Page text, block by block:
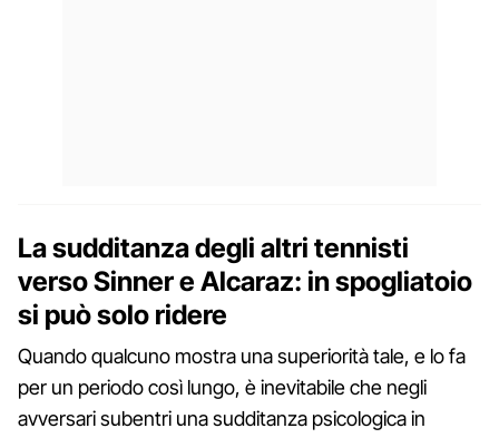
La sudditanza degli altri tennisti
verso Sinner e Alcaraz: in spogliatoio
si può solo ridere
Quando qualcuno mostra una superiorità tale, e lo fa
per un periodo così lungo, è inevitabile che negli
avversari subentri una sudditanza psicologica in